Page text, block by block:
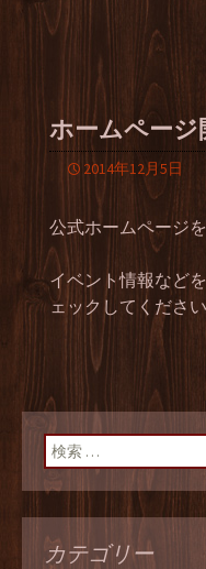
ホームページ
2014年12月5日
公式ホームページ
イベント情報など
ェックしてくださ
検索:
カテゴリー